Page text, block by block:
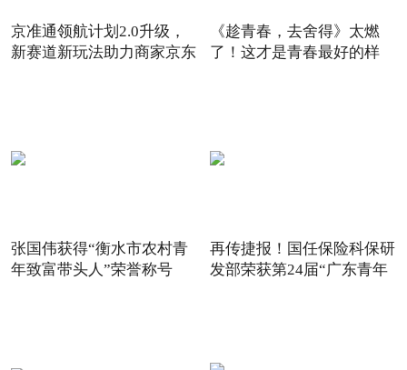
京准通领航计划2.0升级，
新赛道新玩法助力商家京东
《趁青春，去舍得》太燃
了！这才是青春最好的样
张国伟获得“衡水市农村青
年致富带头人”荣誉称号
再传捷报！国任保险科保研
发部荣获第24届“广东青年